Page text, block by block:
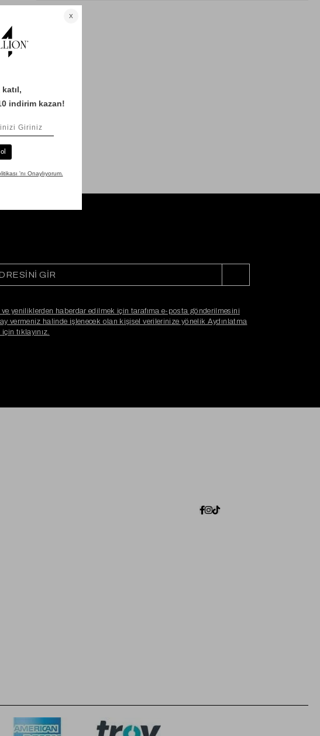
yeniliklerden haberdar edilmek için tarafıma e-posta gönderilmesini
vermeniz halinde işlenecek olan kişisel verilerinize yönelik Aydınlatma
tıklayınız.